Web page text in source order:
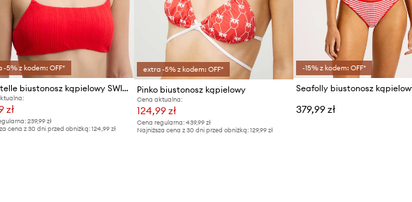
-5% z kodem: OFF*
Chantelle biustonosz kąpielowy SWIM ONE
zł
239,99 zł
cena z 30 dni przed obniżką:124,99 zł
extra -5% z kodem: OFF*
Pinko biustonosz kąpielowy
Cena aktualna:
124,99 zł
Cena regularna: 439,99 zł
Najniższa cena z 30 dni przed obniżką: 129,99 zł
-15% z kodem: OFF*
379,99 zł